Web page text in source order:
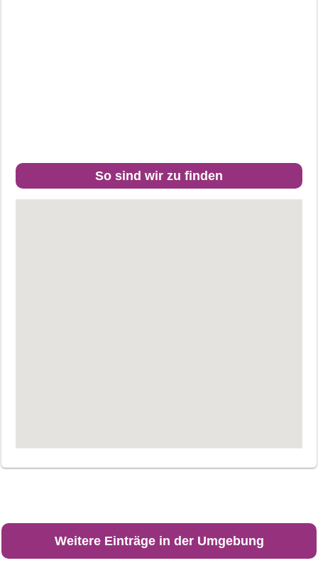
So sind wir zu finden
Weitere Einträge in der Umgebung